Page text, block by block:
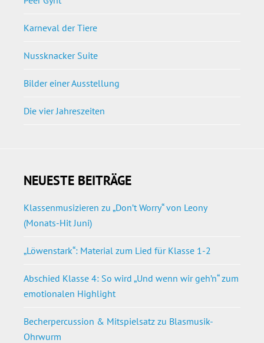
Karneval der Tiere
Nussknacker Suite
Bilder einer Ausstellung
Die vier Jahreszeiten
NEUESTE BEITRÄGE
Klassenmusizieren zu „Don’t Worry“ von Leony
(Monats-Hit Juni)
„Löwenstark“: Material zum Lied für Klasse 1-2
Abschied Klasse 4: So wird „Und wenn wir geh’n“ zum
emotionalen Highlight
Becherpercussion & Mitspielsatz zu Blasmusik-
Ohrwurm